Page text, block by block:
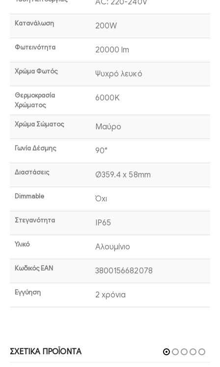
Κατανάλωση 200W
Φωτεινότητα 20000 lm
Χρώμα Φωτός Ψυχρό λευκό
Θερμοκρασία
Χρώματος
6000K
Χρώμα Σώματος Μαύρο
Γωνία Δέσμης 90°
Διαστάσεις Ø359.4 x 58mm
Dimmable Όχι
Στεγανότητα IP65
Υλικό Αλουμίνιο
Κωδικός EAN 3800156682078
Εγγύηση 2 χρόνια
ΣΧΕΤΙΚΆ ΠΡΟΪΌΝΤΑ